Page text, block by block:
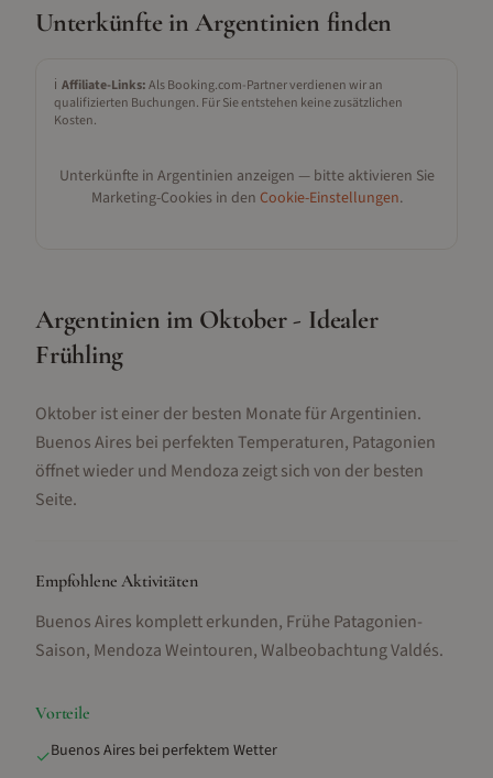
Unterkünfte inArgentinien finden
ℹ️ Affiliate-Links:Als Booking.com-Partner verdienen wir an
qualifizierten Buchungen. Für Sie entstehen keine zusätzlichen
Kosten.
Unterkünfte in Argentinien anzeigen — bitte aktivieren Sie
Marketing-Cookies in den Cookie-Einstellungen.
Argentinien im Oktober - Idealer
Frühling
Oktober ist einer der besten Monate für Argentinien.
Buenos Aires bei perfekten Temperaturen, Patagonien
öffnet wieder und Mendoza zeigt sich von der besten
Seite.
Empfohlene Aktivitäten
Buenos Aires komplett erkunden, Frühe Patagonien-
Saison, Mendoza Weintouren, Walbeobachtung Valdés.
Vorteile
✓Buenos Aires bei perfektem Wetter